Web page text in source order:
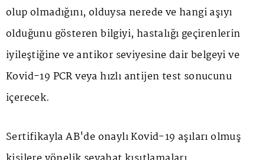
olup olmadığını, olduysa nerede ve hangi aşıyı
olduğunu gösteren bilgiyi, hastalığı geçirenlerin
iyileştiğine ve antikor seviyesine dair belgeyi ve
Kovid-19 PCR veya hızlı antijen test sonucunu
içerecek.
Sertifikayla AB'de onaylı Kovid-19 aşıları olmuş